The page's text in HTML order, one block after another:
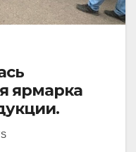
ярмарка